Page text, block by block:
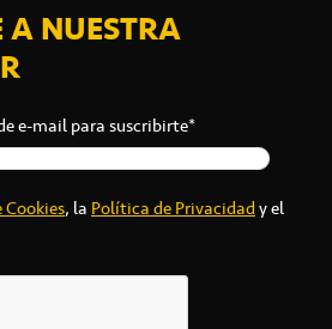
A NUESTRA
e-mail para suscribirte*
, laPolítica de Privacidady el